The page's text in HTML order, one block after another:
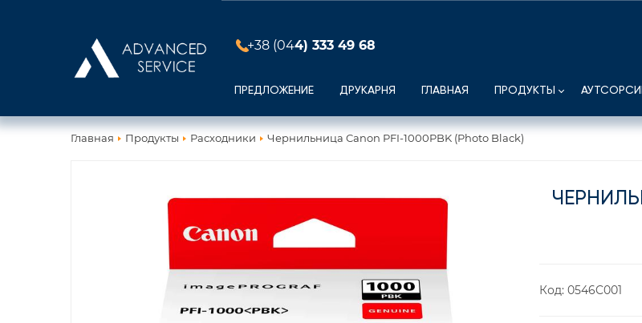
+38 (044) 333 49 68
ПРЕДЛОЖЕНИЕ ДРУКАРНЯ ГЛАВНАЯ ПРОДУКТЫ
Главная Продукты Расходники Чернильница Canon PFI-1000PBK (Photo Black)
Код: 0546C001